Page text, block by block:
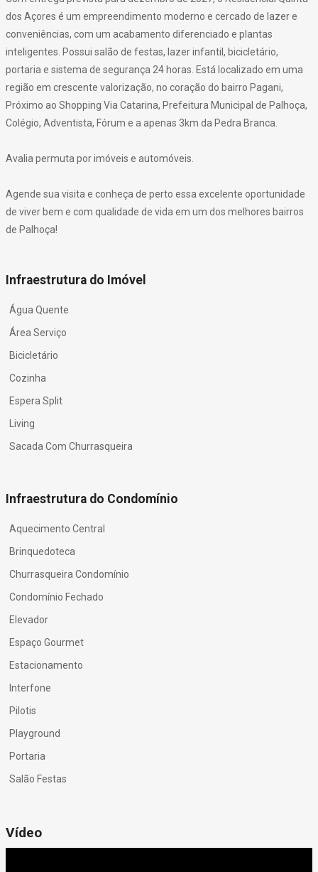
dos Açores é um empreendimento moderno e cercado de lazer e
conveniências, com um acabamento diferenciado e plantas
inteligentes. Possui salão de festas, lazer infantil, bicicletário,
portaria e sistema de segurança 24 horas. Está localizado em uma
região em crescente valorização, no coração do bairro Pagani,
Próximo ao Shopping Via Catarina, Prefeitura Municipal de Palhoça,
Colégio, Adventista, Fórum e a apenas 3km da Pedra Branca.
Avalia permuta por imóveis e automóveis.
Agende sua visita e conheça de perto essa excelente oportunidade
de viver bem e com qualidade de vida em um dos melhores bairros
de Palhoça!
Infraestrutura do Imóvel
Água Quente
Área Serviço
Bicicletário
Cozinha
Espera Split
Living
Sacada Com Churrasqueira
Infraestrutura do Condomínio
Aquecimento Central
Brinquedoteca
Churrasqueira Condomínio
Condomínio Fechado
Elevador
Espaço Gourmet
Estacionamento
Interfone
Pilotis
Playground
Portaria
Salão Festas
Vídeo